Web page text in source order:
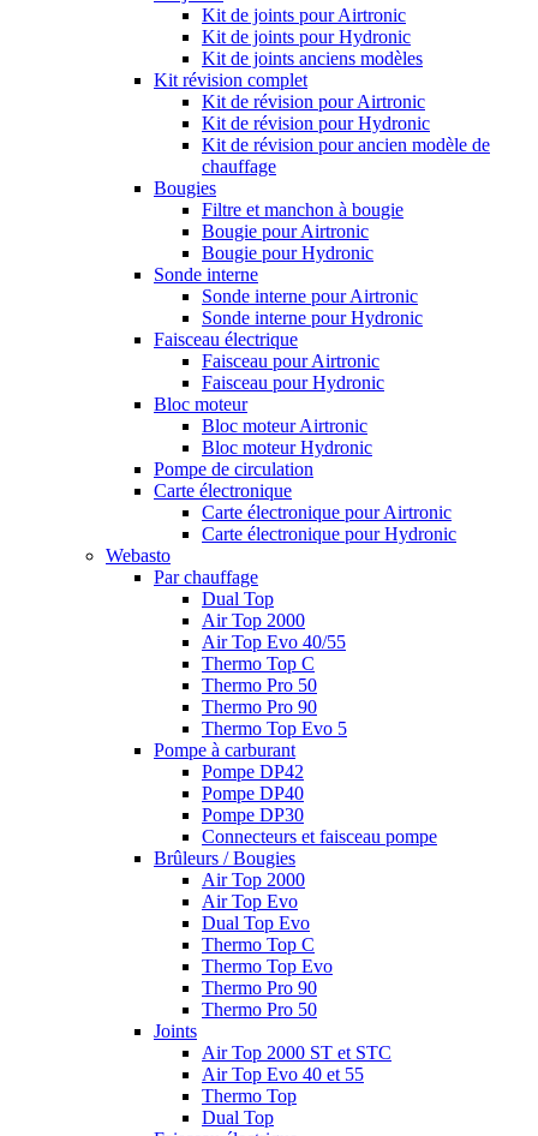
Kit de joints pour Airtronic
Kit de joints pour Hydronic
Kit de joints anciens modèles
Kit révision complet
Kit de révision pour Airtronic
Kit de révision pour Hydronic
Kit de révision pour ancien modèle de
chauffage
Bougies
Filtre et manchon à bougie
Bougie pour Airtronic
Bougie pour Hydronic
Sonde interne
Sonde interne pour Airtronic
Sonde interne pour Hydronic
Faisceau électrique
Faisceau pour Airtronic
Faisceau pour Hydronic
Bloc moteur
Bloc moteur Airtronic
Bloc moteur Hydronic
Pompe de circulation
Carte électronique
Carte électronique pour Airtronic
Carte électronique pour Hydronic
Webasto
Par chauffage
Dual Top
Air Top 2000
Air Top Evo 40/55
Thermo Top C
Thermo Pro 50
Thermo Pro 90
Thermo Top Evo 5
Pompe à carburant
Pompe DP42
Pompe DP40
Pompe DP30
Connecteurs et faisceau pompe
Brûleurs / Bougies
Air Top 2000
Air Top Evo
Dual Top Evo
Thermo Top C
Thermo Top Evo
Thermo Pro 90
Thermo Pro 50
Joints
Air Top 2000 ST et STC
Air Top Evo 40 et 55
Thermo Top
Dual Top